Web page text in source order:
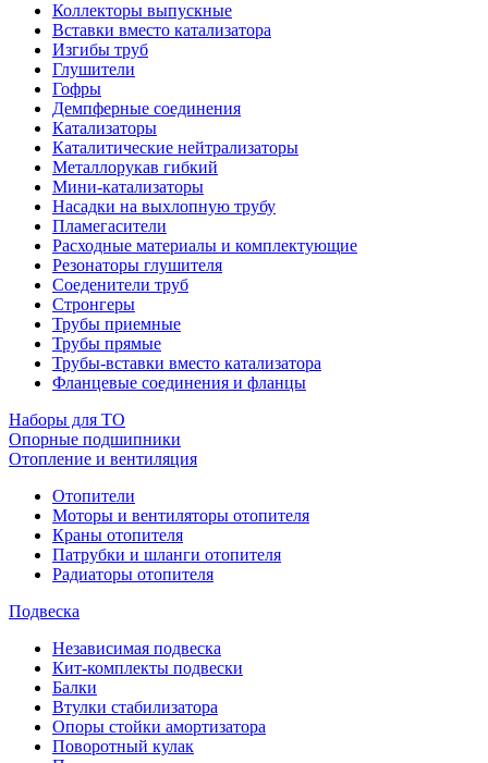
Коллекторы выпускные
Вставки вместо катализатора
Изгибы труб
Глушители
Гофры
Демпферные соединения
Катализаторы
Каталитические нейтрализаторы
Металлорукав гибкий
Мини-катализаторы
Насадки на выхлопную трубу
Пламегасители
Расходные материалы и комплектующие
Резонаторы глушителя
Соеденители труб
Стронгеры
Трубы приемные
Трубы прямые
Трубы-вставки вместо катализатора
Фланцевые соединения и фланцы
Наборы для ТО
Опорные подшипники
Отопление и вентиляция
Отопители
Моторы и вентиляторы отопителя
Краны отопителя
Патрубки и шланги отопителя
Радиаторы отопителя
Подвеска
Независимая подвеска
Кит-комплекты подвески
Балки
Втулки стабилизатора
Опоры стойки амортизатора
Поворотный кулак